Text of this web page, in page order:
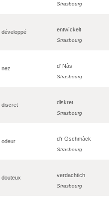
Strasbourg
développé entwìckelt
Strasbourg
nez d' Nàs
Strasbourg
discret diskret
Strasbourg
odeur d'r Gschmàck
Strasbourg
douteux verdachtich
Strasbourg